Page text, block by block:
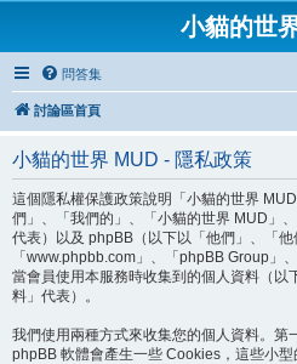
小貓的世
問答集
討論區首頁
小貓的世界 MUD - 隱私政策
這個隱私權保護政策說明「小貓的世界
們」、「我們的」、「小貓的世界 MUD」
代表）以及 phpBB（以下以「他們」、「他
「www.phpbb.com」、「phpBB Group」
當會員使用本服務時收集到的個人資料（以
料」代表）。
我們使用兩種方式來收集您的個人資料。第
phpBB 軟體會產生一些 Cookies，這些小